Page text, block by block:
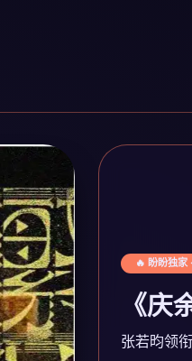
🔥 盼盼独家
《庆
张若昀领